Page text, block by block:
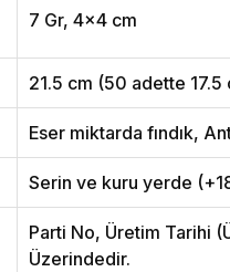
7 Gr, 4x4 cm
21.5 cm (50 adette
Eser miktarda fındık,
Serin ve kuru yerde
Parti No, Üretim Tarihi
Üzerindedir.